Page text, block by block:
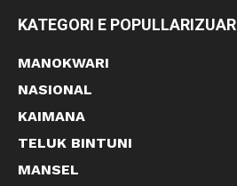
KATEGORI E POPULLARIZUAR
MANOKWARI
NASIONAL
KAIMANA
TELUK BINTUNI
MANSEL